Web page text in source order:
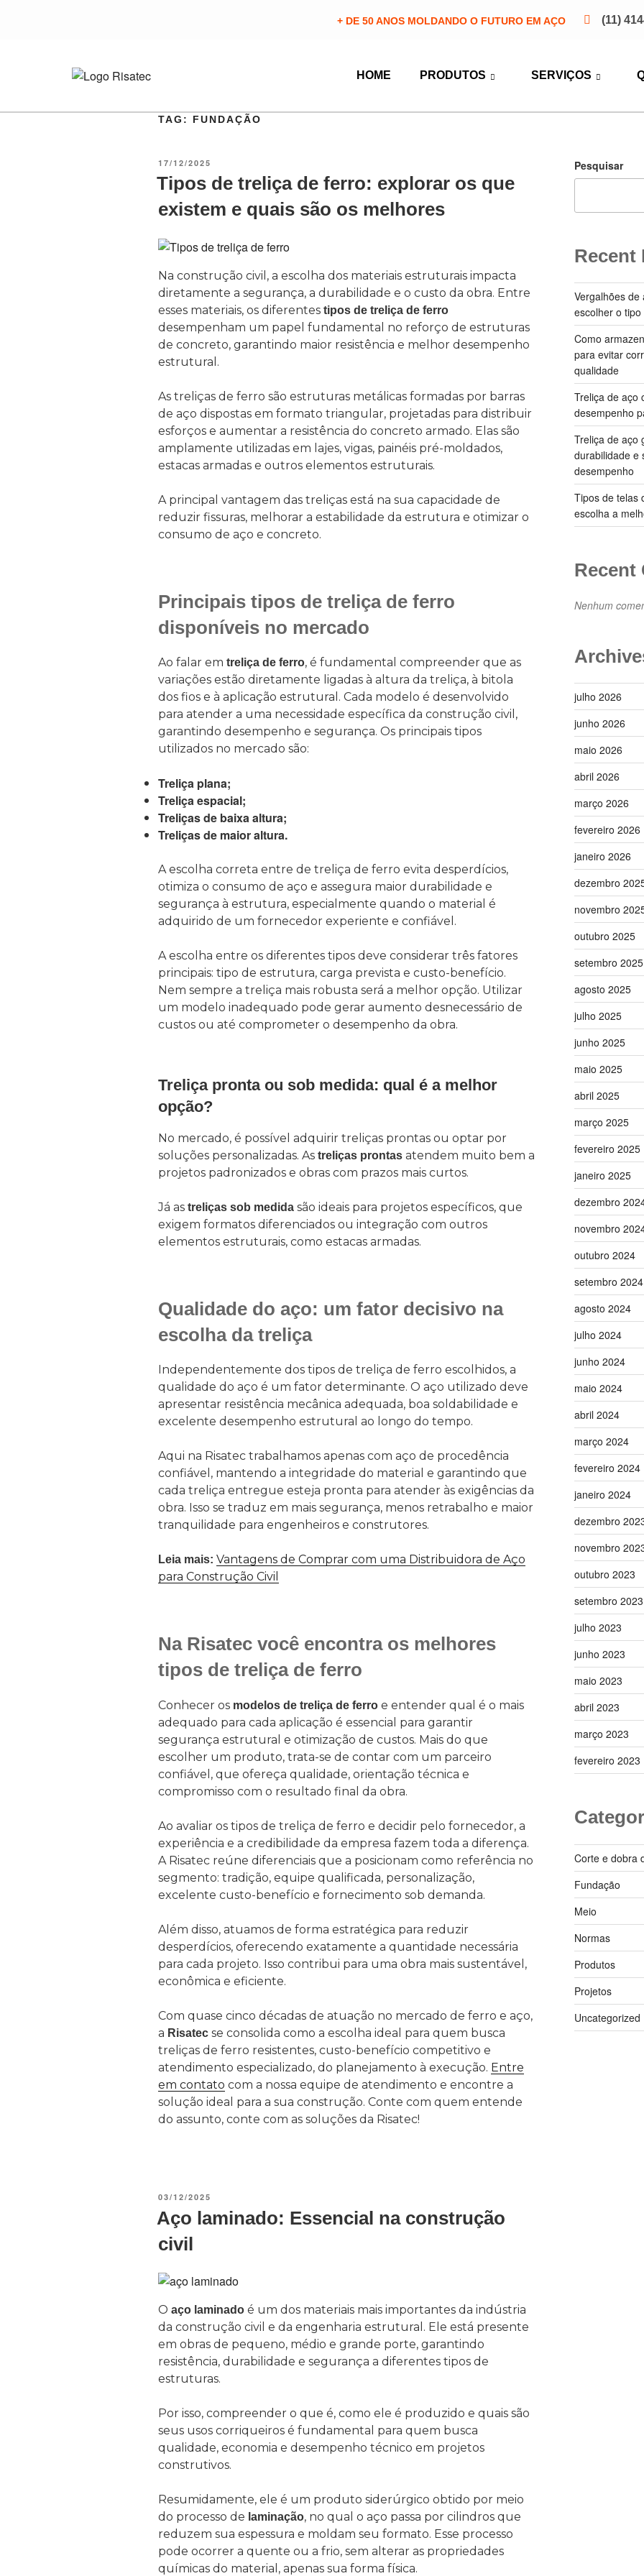
+ DE 50 ANOS MOLDANDO O FUTURO EM AÇO (11)
HOME PRODUTOS SERVIÇOS
TAG: FUNDAÇÃO
17/12/2025
Tipos de treliça de ferro: explorar os que
existem e quais são os melhores
Na construção civil, a escolha dos materiais estruturais impacta
diretamente a segurança, a durabilidade e o custo da obra. Entre
esses materiais, os diferentes tipos de treliça de ferro
desempenham um papel fundamental no reforço de estruturas
de concreto, garantindo maior resistência e melhor desempenho
estrutural.
As treliças de ferro são estruturas metálicas formadas por barras
de aço dispostas em formato triangular, projetadas para distribuir
esforços e aumentar a resistência do concreto armado. Elas são
amplamente utilizadas em lajes, vigas, painéis pré-moldados,
estacas armadas e outros elementos estruturais.
A principal vantagem das treliças está na sua capacidade de
reduzir fissuras, melhorar a estabilidade da estrutura e otimizar o
consumo de aço e concreto.
Principais tipos de treliça de ferro
disponíveis no mercado
Ao falar em treliça de ferro, é fundamental compreender que as
variações estão diretamente ligadas à altura da treliça, à bitola
dos fios e à aplicação estrutural. Cada modelo é desenvolvido
para atender a uma necessidade específica da construção civil,
garantindo desempenho e segurança. Os principais tipos
utilizados no mercado são:
Treliça plana;
Treliça espacial;
Treliças de baixa altura;
Treliças de maior altura.
A escolha correta entre de treliça de ferro evita desperdícios,
otimiza o consumo de aço e assegura maior durabilidade e
segurança à estrutura, especialmente quando o material é
adquirido de um fornecedor experiente e confiável.
A escolha entre os diferentes tipos deve considerar três fatores
principais: tipo de estrutura, carga prevista e custo-benefício.
Nem sempre a treliça mais robusta será a melhor opção. Utilizar
um modelo inadequado pode gerar aumento desnecessário de
custos ou até comprometer o desempenho da obra.
Treliça pronta ou sob medida: qual é a melhor
opção?
No mercado, é possível adquirir treliças prontas ou optar por
soluções personalizadas. As treliças prontas atendem muito bem a
projetos padronizados e obras com prazos mais curtos.
Já as treliças sob medida são ideais para projetos específicos, que
exigem formatos diferenciados ou integração com outros
elementos estruturais, como estacas armadas.
Qualidade do aço: um fator decisivo na
escolha da treliça
Independentemente dos tipos de treliça de ferro escolhidos, a
qualidade do aço é um fator determinante. O aço utilizado deve
apresentar resistência mecânica adequada, boa soldabilidade e
excelente desempenho estrutural ao longo do tempo.
Aqui na Risatec trabalhamos apenas com aço de procedência
confiável, mantendo a integridade do material e garantindo que
cada treliça entregue esteja pronta para atender às exigências da
obra. Isso se traduz em mais segurança, menos retrabalho e maior
tranquilidade para engenheiros e construtores.
Leia mais: Vantagens de Comprar com uma Distribuidora de Aço
para Construção Civil
Na Risatec você encontra os melhores
tipos de treliça de ferro
Conhecer os modelos de treliça de ferro e entender qual é o mais
adequado para cada aplicação é essencial para garantir
segurança estrutural e otimização de custos. Mais do que
escolher um produto, trata-se de contar com um parceiro
confiável, que ofereça qualidade, orientação técnica e
compromisso com o resultado final da obra.
Ao avaliar os tipos de treliça de ferro e decidir pelo fornecedor, a
experiência e a credibilidade da empresa fazem toda a diferença.
A Risatec reúne diferenciais que a posicionam como referência no
segmento: tradição, equipe qualificada, personalização,
excelente custo-benefício e fornecimento sob demanda.
Além disso, atuamos de forma estratégica para reduzir
desperdícios, oferecendo exatamente a quantidade necessária
para cada projeto. Isso contribui para uma obra mais sustentável,
econômica e eficiente.
Com quase cinco décadas de atuação no mercado de ferro e aço,
a Risatec se consolida como a escolha ideal para quem busca
treliças de ferro resistentes, custo-benefício competitivo e
atendimento especializado, do planejamento à execução. Entre
em contato com a nossa equipe de atendimento e encontre a
solução ideal para a sua construção. Conte com quem entende
do assunto, conte com as soluções da Risatec!
03/12/2025
Aço laminado: Essencial na construção
civil
O aço laminado é um dos materiais mais importantes da indústria
da construção civil e da engenharia estrutural. Ele está presente
em obras de pequeno, médio e grande porte, garantindo
resistência, durabilidade e segurança a diferentes tipos de
estruturas.
Por isso, compreender o que é, como ele é produzido e quais são
seus usos corriqueiros é fundamental para quem busca
qualidade, economia e desempenho técnico em projetos
construtivos.
Resumidamente, ele é um produto siderúrgico obtido por meio
do processo de laminação, no qual o aço passa por cilindros que
reduzem sua espessura e moldam seu formato. Esse processo
pode ocorrer a quente ou a frio, sem alterar as propriedades
químicas do material, apenas sua forma física.
Pesquisar
Recent
Vergalhões de
escolher o
Como
para evitar
qualidade
Treliça de aço
desempenho
Treliça de aço
durabilidade e
desempenho
Tipos de telas
escolha a
Recent
Nenhum
julho 2026
junho 2026
maio 2026
abril 2026
março 2026
fevereiro 2026
janeiro 2026
dezembro
novembro
outubro 2025
setembro 2025
agosto 2025
julho 2025
junho 2025
maio 2025
abril 2025
março 2025
fevereiro 2025
janeiro 2025
dezembro
novembro
outubro 2024
setembro 2024
agosto 2024
julho 2024
junho 2024
maio 2024
abril 2024
março 2024
fevereiro 2024
janeiro 2024
dezembro
novembro
outubro 2023
setembro 2023
julho 2023
junho 2023
maio 2023
abril 2023
março 2023
fevereiro 2023
Corte e dobra
Fundação
Meio
Normas
Produtos
Projetos
Uncategorized